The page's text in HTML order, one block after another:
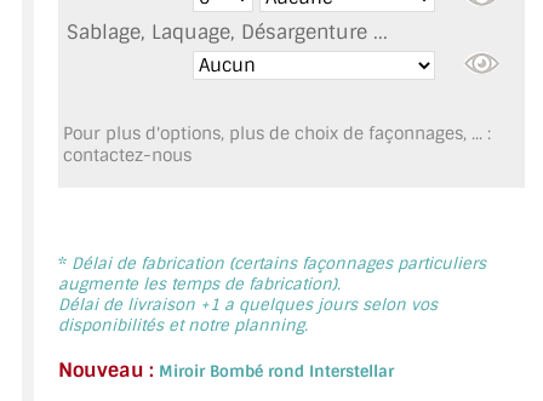
MIROIR POUR PORTE
MIROIR DE SALLE DE BAIN
MIROIR PAROI DE DOUCHE
MIROIR ENCADRÉ
Sablage, Laquage, Désargenture ...
Pour plus d'options, plus de choix de façonnages, ... :
contactez-nous
* Délai de fabrication (certains façonnages particuliers
augmente les temps de fabrication).
Délai de livraison +1 a quelques jours selon vos
disponibilités et notre planning.
Nouveau : Miroir Bombé rond Interstellar